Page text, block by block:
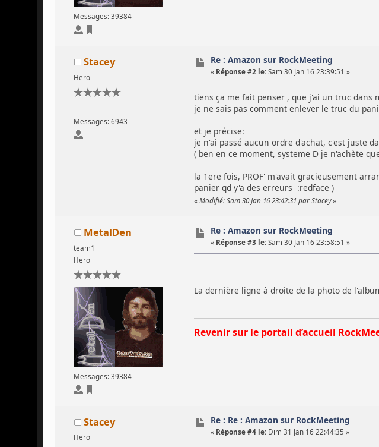
Messages: 39384
Stacey
Hero
Messages: 6943
Re : Amazon sur RockMeeting
« Réponse #2 le: Sam 30 Jan 16 23:39:51 »
tiens ça me fait penser , que j'ai un truc dans
je ne sais pas comment enlever le truc du
et je précise:
je n'ai passé aucun ordre d'achat, c'est juste
( ben en ce moment, systeme D je n'achète
la 1ere fois, PROF' m'avait gracieusement
panier qd y'a des erreurs :redface )
« Modifié: Sam 30 Jan 16 23:42:31 par Stacey»
MetalDen
team1
Hero
Messages: 39384
Re : Amazon sur RockMeeting
« Réponse #3 le: Sam 30 Jan 16 23:58:51 »
La dernière ligne à droite de la photo de
Revenir sur le portail d’accueil
Stacey
Hero
Re : Re : Amazon sur RockMeeting
« Réponse #4 le: Dim 31 Jan 16 22:44:35 »